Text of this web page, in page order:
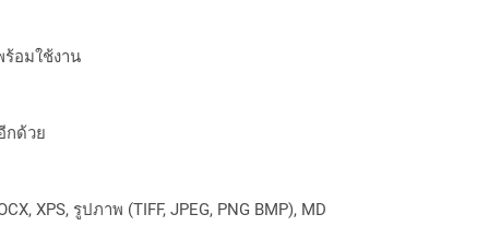
ร้อมใช้งาน
กด้วย
รูปภาพ (TIFF, JPEG, PNG BMP), MD